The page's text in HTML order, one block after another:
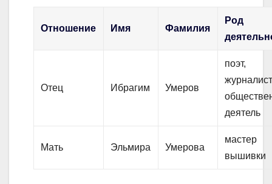
Отношение Имя Фамилия
Род
Отец Ибрагим Умеров
поэт,
деятель
Мать Эльмира Умерова
мастер
вышивки